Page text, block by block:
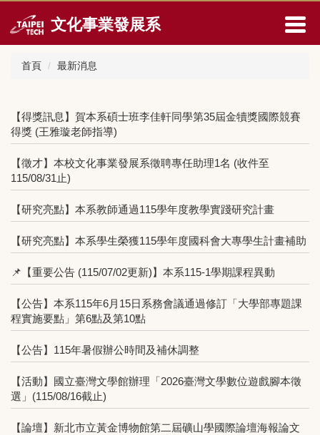
到
文化事業發展系
首頁 最新消息
【得獎訊息】賀本系碩士班李佳軒同學第35屆金犢獎國際競賽
得獎 (王雅璇老師指導)
【徵才】本校文化事業發展系徵聘專任助理1名 (收件至
115/08/31止)
【研究亮點】本系教師通過115學年度教學實踐研究計畫
【研究亮點】本系學生榮獲115學年度國科會大專學生計畫補助
📌【重要公告 (115/07/02更新)】本系115-1學期課程異動
【公告】本系115年6月15日系務會議通過修訂「大學部專題課
程實施要點」第6點及第10點
【公告】115年暑假辦公時間及補休調整
【活動】國立臺灣文學館辦理「2026臺灣文學數位遊戲腳本徵
選」(115/08/16截止)
【論壇】新北市立黃金博物館第二屆礦山學國際論壇海報論文